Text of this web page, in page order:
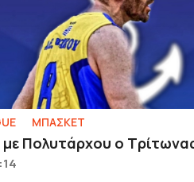
ΜΠΑΣΚΕΤ
με Πολυτάρχου ο